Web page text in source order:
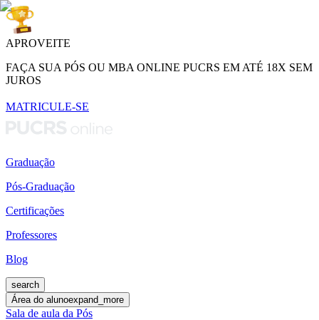
APROVEITE
FAÇA SUA PÓS OU MBA ONLINE PUCRS EM ATÉ 18X SEM
JUROS
MATRICULE-SE
Graduação
Pós-Graduação
Certificações
Professores
Blog
search
Área do alunoexpand_more
Sala de aula da Pós